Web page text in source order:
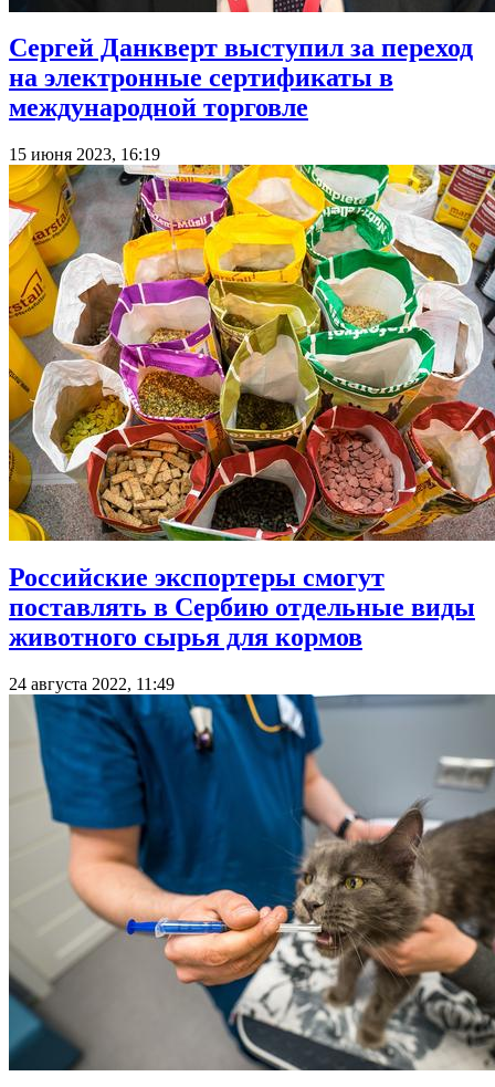
Сергей Данкверт выступил за переход
на электронные сертификаты в
международной торговле
15 июня 2023, 16:19
Российские экспортеры смогут
поставлять в Сербию отдельные виды
животного сырья для кормов
24 августа 2022, 11:49